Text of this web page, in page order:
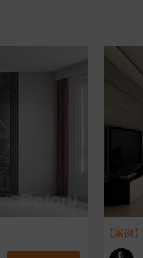
【案例】